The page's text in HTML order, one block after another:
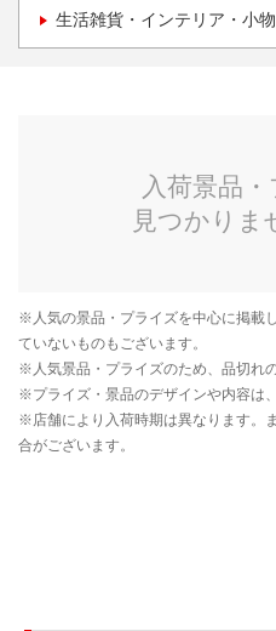
生活雑貨・インテリア・小物